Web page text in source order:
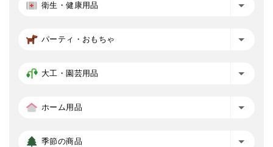
衛生・健康用品
パーティ・おもちゃ
大工・園芸用品
ホーム用品
季節の商品